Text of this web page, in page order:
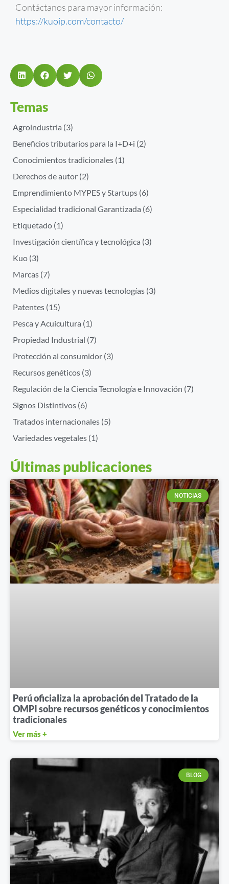
Contáctanos para mayor información:
https://kuoip.com/contacto/
Temas
Agroindustria (3)
Beneficios tributarios para la I+D+i (2)
Conocimientos tradicionales (1)
Derechos de autor (2)
Emprendimiento MYPES y Startups (6)
Especialidad tradicional Garantizada (6)
Etiquetado (1)
Investigación científica y tecnológica (3)
Kuo (3)
Marcas (7)
Medios digitales y nuevas tecnologías (3)
Patentes (15)
Pesca y Acuicultura (1)
Propiedad Industrial (7)
Protección al consumidor (3)
Recursos genéticos (3)
Regulación de la Ciencia Tecnología e Innovación (7)
Signos Distintivos (6)
Tratados internacionales (5)
Variedades vegetales (1)
Últimas publicaciones
NOTICIAS
Perú oficializa la aprobación del Tratado de la
OMPI sobre recursos genéticos y conocimientos
tradicionales
Ver más +
BLOG